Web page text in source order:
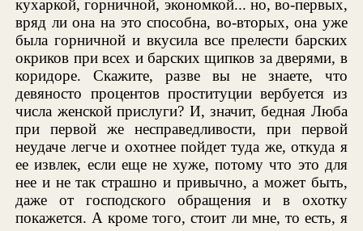
кухаркой, горничной, экономкой... но, во-первых,
вряд ли она на это способна, во-вторых, она уже
была горничной и вкусила все прелести барских
окриков при всех и барских щипков за дверями, в
коридоре. Скажите, разве вы не знаете, что
девяносто процентов проституции вербуется из
числа женской прислуги? И, значит, бедная Люба
при первой же несправедливости, при первой
неудаче легче и охотнее пойдет туда же, откуда я
ее извлек, если еще не хуже, потому что это для
нее и не так страшно и привычно, а может быть,
даже от господского обращения и в охотку
покажется. А кроме того, стоит ли мне, то есть, я